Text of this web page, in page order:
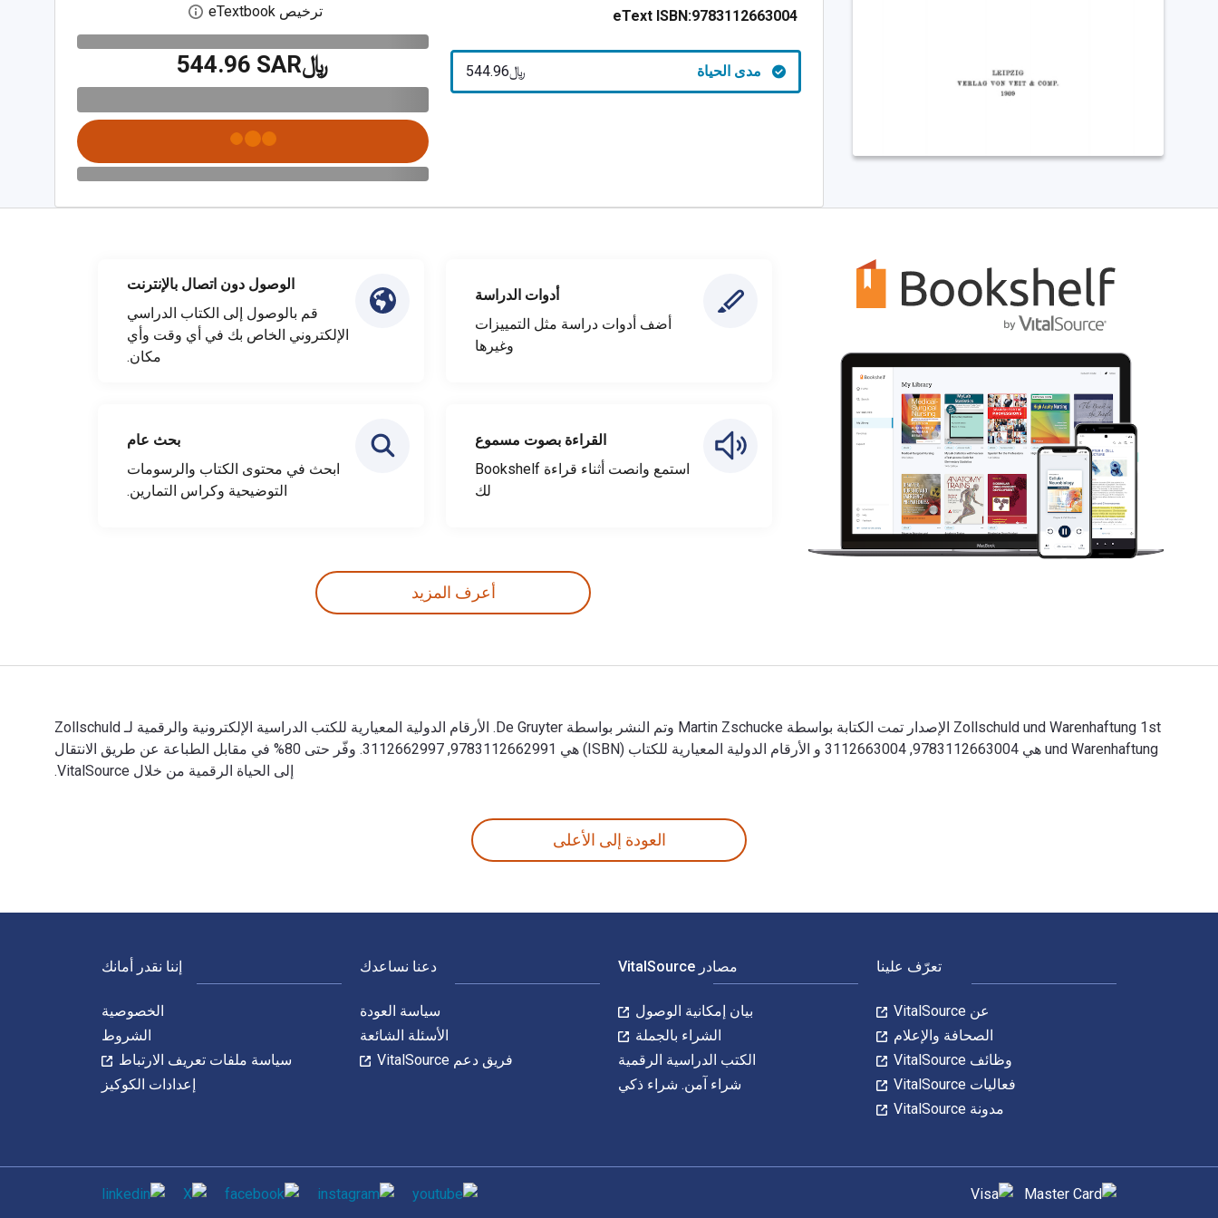
eText ISBN:9783112663004
مدى الحياة ﷼‎544.96
ترخيص eTextbook افتح مربع حوار الترخيص
﷼‎544.96 SAR
أدوات الدراسة
أضف أدوات دراسة مثل التمييزات
وغيرها
القراءة بصوت مسموع
استمع وانصت أثناء قراءة Bookshelf
لك
الوصول دون اتصال بالإنترنت
قم بالوصول إلى الكتاب الدراسي
الإلكتروني الخاص بك في أي وقت وأي
مكان.
بحث عام
ابحث في محتوى الكتاب والرسومات
التوضيحية وكراس التمارين.
أعرف المزيد
Zollschuld und Warenhaftung 1st الإصدار تمت الكتابة بواسطة Martin Zschucke وتم النشر بواسطة De Gruyter. الأرقام الدولية المعيارية للكتب الدراسية الإلكترونية والرقمية لـ Zollschuld
und Warenhaftung هي 9783112663004, 3112663004 و الأرقام الدولية المعيارية للكتاب (ISBN) هي 9783112662991, 3112662997. وفّر حتى 80% في مقابل الطباعة عن طريق الانتقال
إلى الحياة الرقمية من خلال VitalSource.
العودة إلى الأعلى
تعرّف علينا
عن VitalSource
الصحافة والإعلام
وظائف VitalSource
فعاليات VitalSource
مدونة VitalSource
مصادر VitalSource
بيان إمكانية الوصول
الشراء بالجملة
الكتب الدراسية الرقمية
شراء آمن. شراء ذكي
دعنا نساعدك
سياسة العودة
الأسئلة الشائعة
فريق دعم VitalSource
إننا نقدر أمانك
الخصوصية
الشروط
سياسة ملفات تعريف الارتباط
إعدادات الكوكيز
وسائل التواصل الاجتماعي طرق الدفع المدعومة